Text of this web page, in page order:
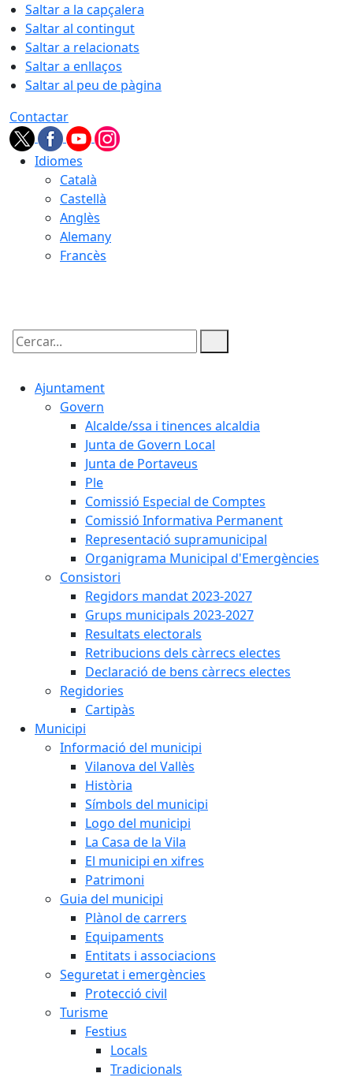
Saltar a la capçalera
Saltar al contingut
Saltar a relacionats
Saltar a enllaços
Saltar al peu de pàgina
Contactar
Idiomes
Català
Castellà
Anglès
Alemany
Francès
Cercar:
Ajuntament
Govern
Alcalde/ssa i tinences alcaldia
Junta de Govern Local
Junta de Portaveus
Ple
Comissió Especial de Comptes
Comissió Informativa Permanent
Representació supramunicipal
Organigrama Municipal d'Emergències
Consistori
Regidors mandat 2023-2027
Grups municipals 2023-2027
Resultats electorals
Retribucions dels càrrecs electes
Declaració de bens càrrecs electes
Regidories
Cartipàs
Municipi
Informació del municipi
Vilanova del Vallès
Història
Símbols del municipi
Logo del municipi
La Casa de la Vila
El municipi en xifres
Patrimoni
Guia del municipi
Plànol de carrers
Equipaments
Entitats i associacions
Seguretat i emergències
Protecció civil
Turisme
Festius
Locals
Tradicionals